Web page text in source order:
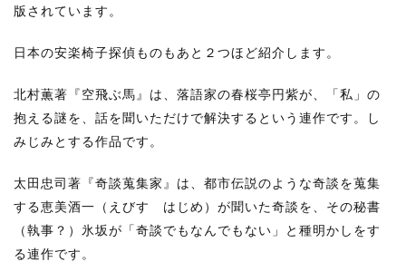
版されています。
日本の安楽椅子探偵ものもあと２つほど紹介します。
北村薫著『空飛ぶ馬』は、落語家の春桜亭円紫が、「私」の
抱える謎を、話を聞いただけで解決するという連作です。し
みじみとする作品です。
太田忠司著『奇談蒐集家』は、都市伝説のような奇談を蒐集
する恵美酒一（えびす はじめ）が聞いた奇談を、その秘書
（執事？）氷坂が「奇談でもなんでもない」と種明かしをす
る連作です。